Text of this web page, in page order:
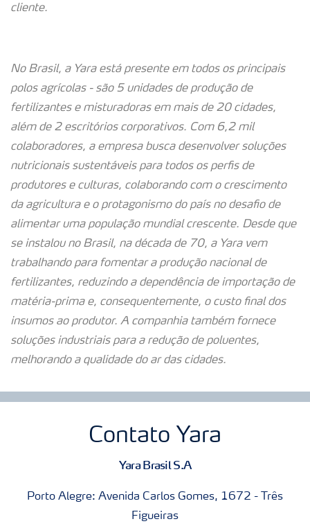
cliente.
No Brasil, a Yara está presente em todos os principais
polos agrícolas - são 5 unidades de produção de
fertilizantes e misturadoras em mais de 20 cidades,
além de 2 escritórios corporativos. Com 6,2 mil
colaboradores, a empresa busca desenvolver soluções
nutricionais sustentáveis para todos os perfis de
produtores e culturas, colaborando com o crescimento
da agricultura e o protagonismo do país no desafio de
alimentar uma população mundial crescente. Desde que
se instalou no Brasil, na década de 70, a Yara vem
trabalhando para fomentar a produção nacional de
fertilizantes, reduzindo a dependência de importação de
matéria-prima e, consequentemente, o custo final dos
insumos ao produtor. A companhia também fornece
soluções industriais para a redução de poluentes,
melhorando a qualidade do ar das cidades.
Contato Yara
Yara Brasil S.A
Porto Alegre: Avenida Carlos Gomes, 1672 - Três
Figueiras